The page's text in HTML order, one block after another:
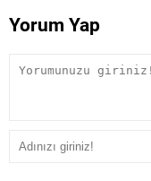
Yorum Yap